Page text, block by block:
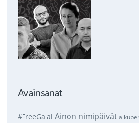
Avainsanat
#FreeGalal Ainon nimipäivät